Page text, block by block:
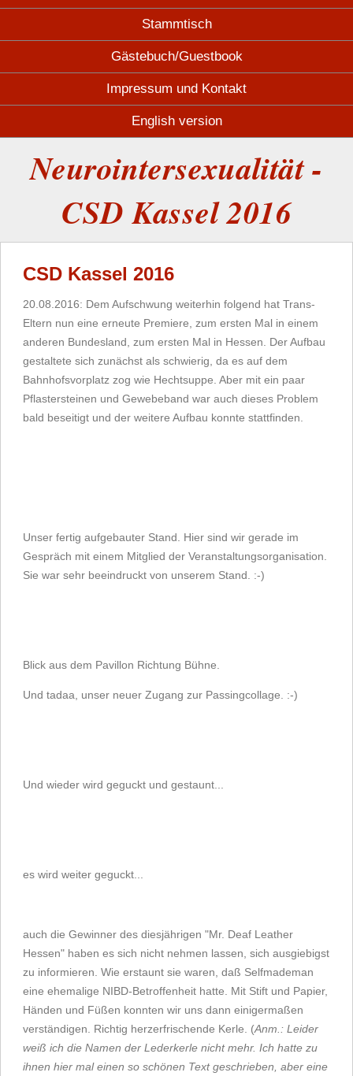
Stammtisch
Gästebuch/Guestbook
Impressum und Kontakt
English version
Neurointersexualität -
CSD Kassel 2016
CSD Kassel 2016
20.08.2016: Dem Aufschwung weiterhin folgend hat Trans-
Eltern nun eine erneute Premiere, zum ersten Mal in einem
anderen Bundesland, zum ersten Mal in Hessen. Der Aufbau
gestaltete sich zunächst als schwierig, da es auf dem
Bahnhofsvorplatz zog wie Hechtsuppe. Aber mit ein paar
Pflastersteinen und Gewebeband war auch dieses Problem
bald beseitigt und der weitere Aufbau konnte stattfinden.
Unser fertig aufgebauter Stand. Hier sind wir gerade im
Gespräch mit einem Mitglied der Veranstaltungsorganisation.
Sie war sehr beeindruckt von unserem Stand. :-)
Blick aus dem Pavillon Richtung Bühne.
Und tadaa, unser neuer Zugang zur Passingcollage. :-)
Und wieder wird geguckt und gestaunt...
es wird weiter geguckt...
auch die Gewinner des diesjährigen "Mr. Deaf Leather
Hessen" haben es sich nicht nehmen lassen, sich ausgiebigst
zu informieren. Wie erstaunt sie waren, daß Selfmademan
eine ehemalige NIBD-Betroffenheit hatte. Mit Stift und Papier,
Händen und Füßen konnten wir uns dann einigermaßen
verständigen. Richtig herzerfrischende Kerle. (Anm.: Leider
weiß ich die Namen der Lederkerle nicht mehr. Ich hatte zu
ihnen hier mal einen so schönen Text geschrieben, aber eine